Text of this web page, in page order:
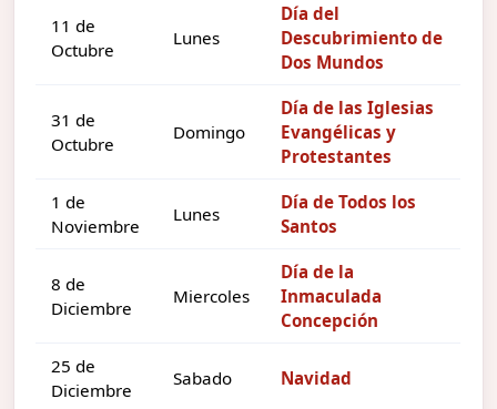
11 de
Octubre
Lunes
Día del
Descubrimiento de
Dos Mundos
31 de
Octubre
Domingo
Día de las Iglesias
Evangélicas y
Protestantes
1 de
Noviembre
Lunes
Día de Todos los
Santos
8 de
Diciembre
Miercoles
Día de la
Inmaculada
Concepción
25 de
Diciembre
Sabado Navidad